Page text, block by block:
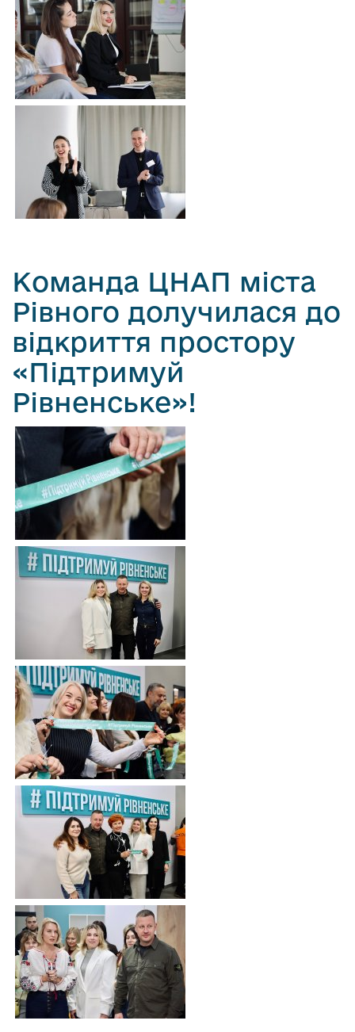
Команда ЦНАП міста
Рівного долучилася до
відкриття простору
«Підтримуй
Рівненське»!